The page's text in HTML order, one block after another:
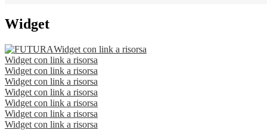
Widget
Widget con link a risorsa
Widget con link a risorsa
Widget con link a risorsa
Widget con link a risorsa
Widget con link a risorsa
Widget con link a risorsa
Widget con link a risorsa
Widget con link a risorsa